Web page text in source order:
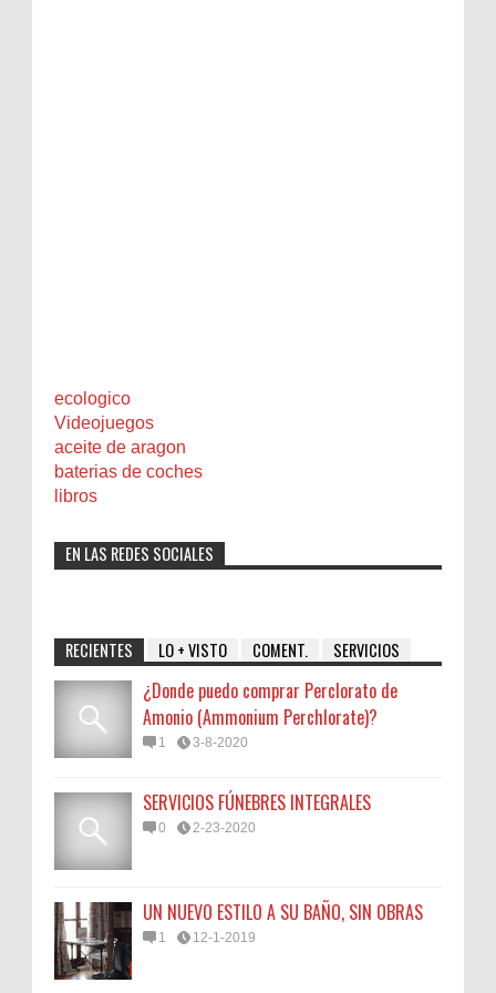
ecologico
Videojuegos
aceite de aragon
baterias de coches
libros
EN LAS REDES SOCIALES
RECIENTES LO + VISTO COMENT. SERVICIOS
¿Donde puedo comprar Perclorato de
Amonio (Ammonium Perchlorate)?
1 3-8-2020
SERVICIOS FÚNEBRES INTEGRALES
0 2-23-2020
UN NUEVO ESTILO A SU BAÑO, SIN OBRAS
1 12-1-2019